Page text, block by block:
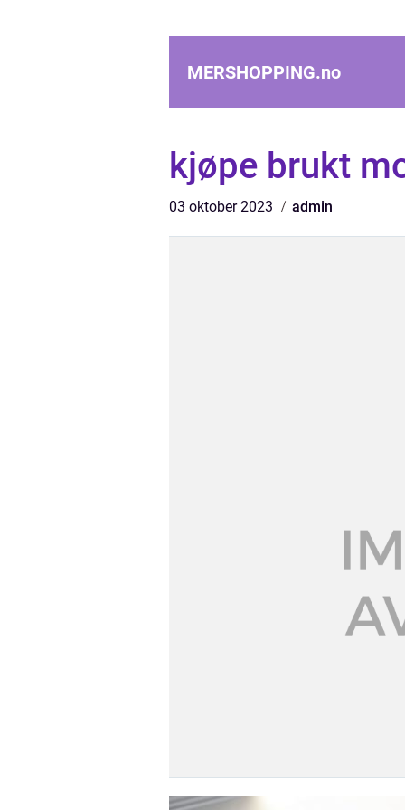
MERSHOPPING.no
kjøpe brukt
03 oktober 2023 admin